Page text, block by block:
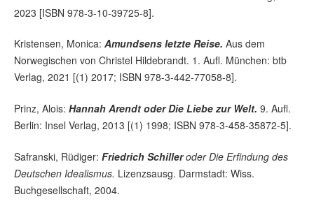
2023 [ISBN 978-3-10-39725-8].
Kristensen, Monica: Amundsens letzte Reise. Aus dem
Norwegischen von Christel Hildebrandt. 1. Aufl. München: btb
Verlag, 2021 [(1) 2017; ISBN 978-3-442-77058-8].
Prinz, Alois: Hannah Arendt oder Die Liebe zur Welt. 9. Aufl.
Berlin: Insel Verlag, 2013 [(1) 1998; ISBN 978-3-458-35872-5].
Safranski, Rüdiger: Friedrich Schilleroder Die Erfindung des
Deutschen Idealismus. Lizenzsausg. Darmstadt: Wiss.
Buchgesellschaft, 2004.